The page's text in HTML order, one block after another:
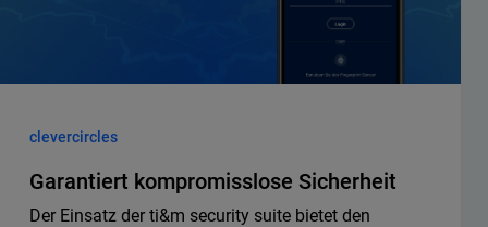
clevercircles
Garantiert kompromisslose Sicherheit
Der Einsatz der ti&m security suite bietet den